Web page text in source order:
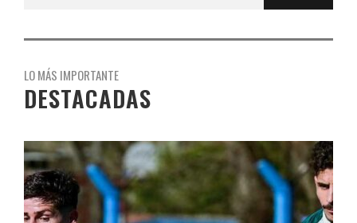
LO MÁS IMPORTANTE
DESTACADAS